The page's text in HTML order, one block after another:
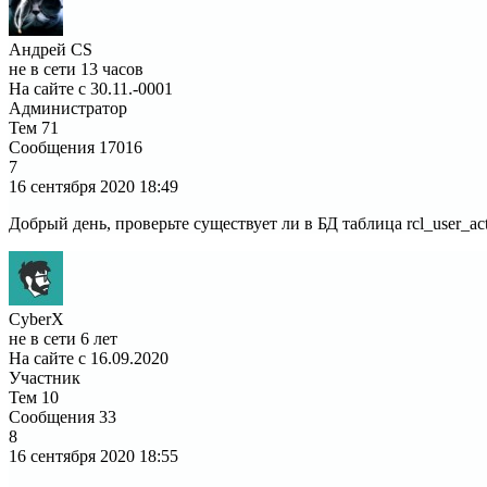
Андрей CS
не в сети 13 часов
На сайте с 30.11.-0001
Администратор
Тем 71
Сообщения 17016
7
16 сентября 2020 18:49
Добрый день, проверьте существует ли в БД таблица
CyberX
не в сети 6 лет
На сайте с 16.09.2020
Участник
Тем 10
Сообщения 33
8
16 сентября 2020 18:55